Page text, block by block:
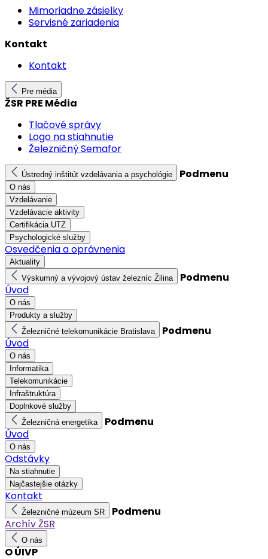
Mimoriadne zásielky
Servisné zariadenia
Kontakt
Kontakt
Pre média
ŽSR PRE Média
Tlačové správy
Logo na stiahnutie
Železničný Semafor
Ústredný inštitút vzdelávania a psychológie Podmenu
O nás
Vzdelávanie
Vzdelávacie aktivity
Certifikácia UTZ
Psychologické služby
Osvedčenia a oprávnenia
Aktuality
Výskumný a vývojový ústav železníc Žilina
Podmenu
Úvod
O nás
Produkty a služby
Železničné telekomunikácie Bratislava
Podmenu
Úvod
O nás
Informatika
Telekomunikácie
Infraštruktúra
Doplnkové služby
Železničná energetika
Podmenu
Úvod
O nás
Odstávky
Na stiahnutie
Najčastejšie otázky
Kontakt
Železničné múzeum SR
Podmenu
Archív ŽSR
O nás
O ÚIVP